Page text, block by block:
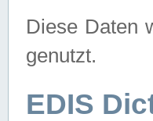
Diese Daten
genutzt.
EDIS